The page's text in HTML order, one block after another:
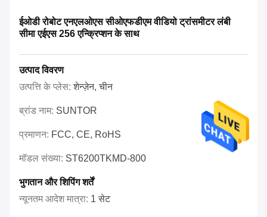
ईओडी रोबोट एनएलओएस सीओएफडीएम वीडियो ट्रांसमीटर लंबी
सीमा एईएस 256 एन्क्रिप्शन के साथ
उत्पाद विवरण
उत्पत्ति के प्लेस:शेन्ज़ेन, चीन
ब्रांड नाम: SUNTOR
प्रमाणन: FCC, CE, RoHS
मॉडल संख्या: ST6200TKMD-800
भुगतान और शिपिंग शर्तें
न्यूनतम आदेश मात्रा: 1 सेट